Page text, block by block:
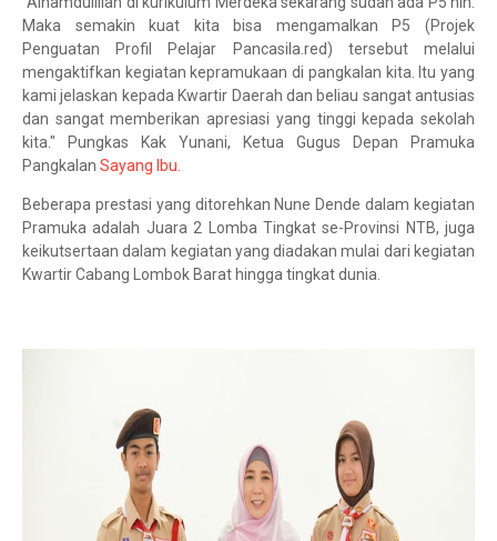
Maka semakin kuat kita bisa mengamalkan P5 (Projek
Penguatan Profil Pelajar Pancasila.red) tersebut melalui
mengaktifkan kegiatan kepramukaan di pangkalan kita. Itu yang
kami jelaskan kepada Kwartir Daerah dan beliau sangat antusias
dan sangat memberikan apresiasi yang tinggi kepada sekolah
kita." Pungkas Kak Yunani, Ketua Gugus Depan Pramuka
Pangkalan Sayang Ibu
Beberapa prestasi yang ditorehkan Nune Dende dalam kegiatan
Pramuka adalah Juara 2 Lomba Tingkat se-Provinsi NTB, juga
keikutsertaan dalam kegiatan yang diadakan mulai dari kegiatan
Kwartir Cabang Lombok Barat hingga tingkat dunia.